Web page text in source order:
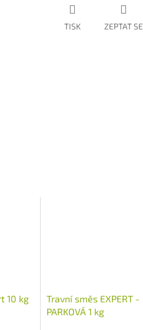
TISK ZEPTAT SE
10 kg
Travní směs EXPERT -
PARKOVÁ 1 kg